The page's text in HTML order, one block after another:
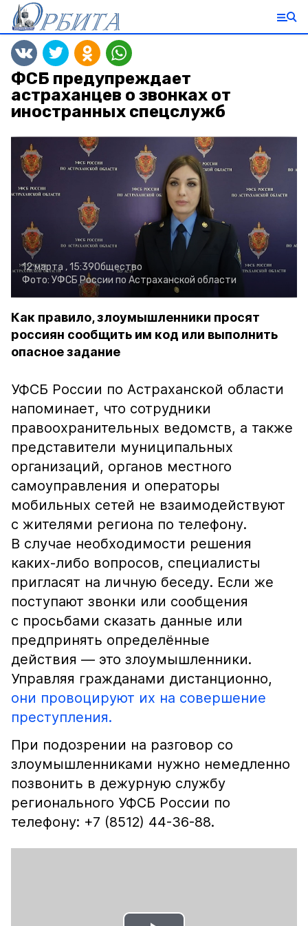
ФСБ предупреждает
астраханцев о звонках от
иностранных спецслужб
12 марта , 15:39Общество
Фото: УФСБ России по Астраханской области
Как правило, злоумышленники просят
россиян сообщить им код или выполнить
опасное задание
УФСБ России по Астраханской области
напоминает, что сотрудники
правоохранительных ведомств, а также
представители муниципальных
организаций, органов местного
самоуправления и операторы
мобильных сетей не взаимодействуют
с жителями региона по телефону.
В случае необходимости решения
каких-либо вопросов, специалисты
пригласят на личную беседу. Если же
поступают звонки или сообщения
с просьбами сказать данные или
предпринять определённые
действия — это злоумышленники.
Управляя гражданами дистанционно,
они провоцируют их на совершение
преступления.
При подозрении на разговор со
злоумышленниками нужно немедленно
позвонить в дежурную службу
регионального УФСБ России по
телефону: +7 (8512) 44-36-88.